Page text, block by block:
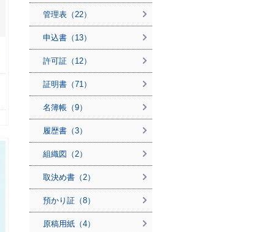
管理表（22）
申込書（13）
許可証（12）
証明書（71）
名簿帳（9）
履歴書（3）
組織図（2）
取決め書（2）
預かり証（8）
原稿用紙（4）